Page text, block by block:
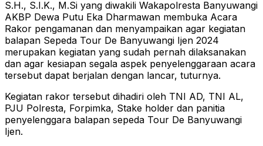
S.H., S.I.K., M.Si yang diwakili Wakapolresta Banyuwangi
AKBP Dewa Putu Eka Dharmawan membuka Acara
Rakor pengamanan dan menyampaikan agar kegiatan
balapan Sepeda Tour De Banyuwangi Ijen 2024
merupakan kegiatan yang sudah pernah dilaksanakan
dan agar kesiapan segala aspek penyelenggaraan acara
tersebut dapat berjalan dengan lancar, tuturnya.
Kegiatan rakor tersebut dihadiri oleh TNI AD, TNI AL,
PJU Polresta, Forpimka, Stake holder dan panitia
penyelenggara balapan sepeda Tour De Banyuwangi
Ijen.